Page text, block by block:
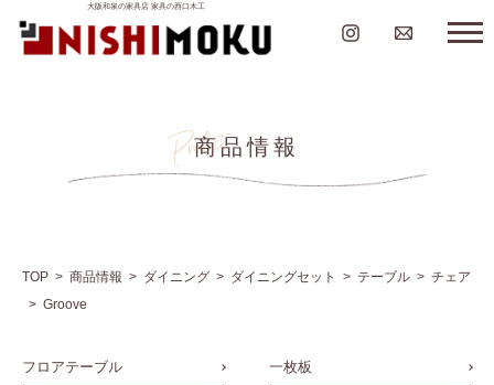
大阪和泉の家具店 家具の西口木工
商品情報
TOP 商品情報 ダイニング ダイニングセット テーブル
チェア
Groove
フロアテーブル 一枚板